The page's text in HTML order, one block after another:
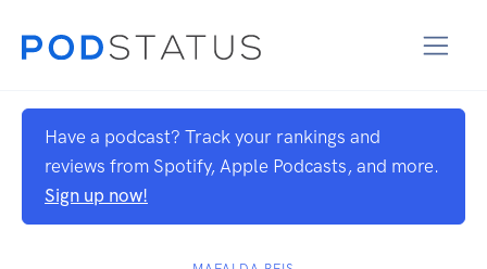
Have a podcast? Track your rankings and
reviews from Spotify, Apple Podcasts, and more.
Sign up now!